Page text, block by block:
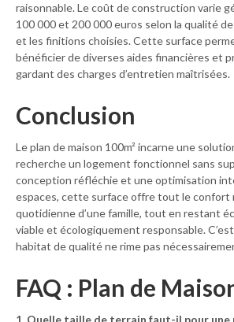
raisonnable. Le coût de construction varie
100 000 et 200 000 euros selon la qualité
et les finitions choisies. Cette surface
bénéficier de diverses aides financières et
gardant des charges d’entretien maîtrisées.
Conclusion
Le plan de maison 100m² incarne une
recherche un logement fonctionnel sans
conception réfléchie et une optimisation
espaces, cette surface offre tout le confort
quotidienne d’une famille, tout en restant
viable et écologiquement responsable.
habitat de qualité ne rime pas
FAQ : Plan de